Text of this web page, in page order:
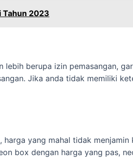
Tahun 2023
berupa izin pemasangan,
Jika anda tidak memiliki
yang mahal tidak
box dengan harga yang pas,